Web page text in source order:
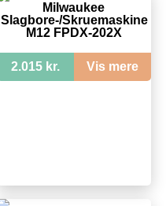
Milwaukee
Slagbore-/Skruemaskine
M12 FPDX-202X
2.015 kr. Vis mere